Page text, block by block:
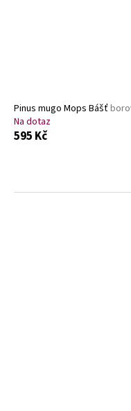
Pinus mugo Mops Bášť
Na dotaz
595 Kč